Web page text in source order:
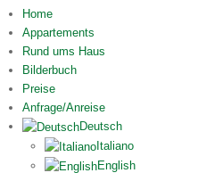
Home
Appartements
Rund ums Haus
Bilderbuch
Preise
Anfrage/Anreise
Deutsch
Italiano
English